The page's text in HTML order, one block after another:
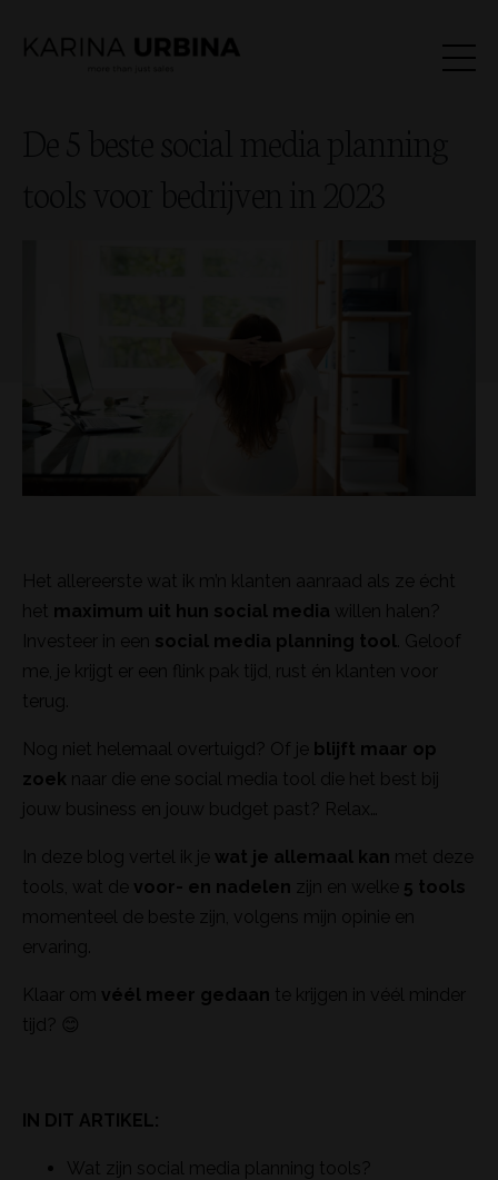
Het allereerste wat ik m’n klanten aanraad als ze écht
het maximum uit hun social media willen halen?
Investeer in een social media planning tool . Geloof
me, je krijgt er een flink pak tijd, rust én klanten voor
terug.
Nog niet helemaal overtuigd? Of je blijft maar op
zoek naar die ene social media tool die het best bij
jouw business en jouw budget past? Relax…
In deze blog vertel ik je wat je allemaal kan met deze
tools, wat de voor- en nadelen zijn en welke 5 tools
momenteel de beste zijn, volgens mijn opinie en
ervaring.
Klaar om véél meer gedaan te krijgen in véél minder
tijd? 😊
IN DIT ARTIKEL:
Wat zijn social media planning tools?